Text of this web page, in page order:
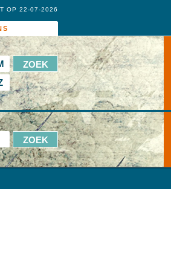
OP 22-07-2026